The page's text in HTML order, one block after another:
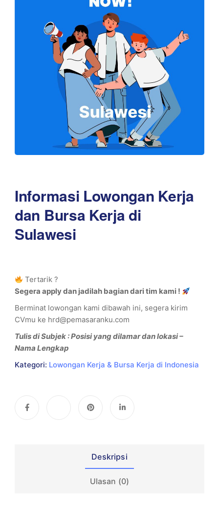
Informasi Lowongan Kerja
dan Bursa Kerja di
Sulawesi
Tertarik ?
Segera apply dan jadilah bagian dari tim kami !
Berminat lowongan kami dibawah ini, segera kirim
CVmu ke hrd@pemasaranku.com
Tulis di Subjek : Posisi yang dilamar dan lokasi –
Nama Lengkap
Kategori: Lowongan Kerja & Bursa Kerja di Indonesia
Deskripsi
Ulasan (0)